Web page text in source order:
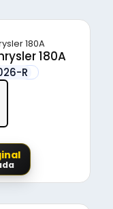
180A
R